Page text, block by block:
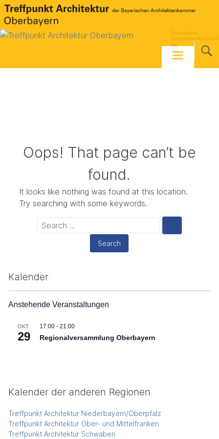
Skip
to
content
Oops! That page can’t be
found.
It looks like nothing was found at this location.
Try searching with some keywords.
Search
Kalender
Anstehende Veranstaltungen
OKT.
29
17:00- 21:00
Regionalversammlung Oberbayern
Kalender der anderen Regionen
Treffpunkt Architektur Niederbayern/Oberpfalz
Treffpunkt Architektur Ober- und Mittelfranken
Treffpunkt Architektur Schwaben